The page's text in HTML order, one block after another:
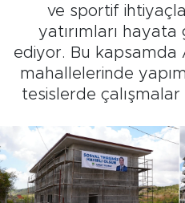
ve sportif
yatırımları
ediyor. Bu kapsamda
mahallelerinde
tesislerde çalışmalar